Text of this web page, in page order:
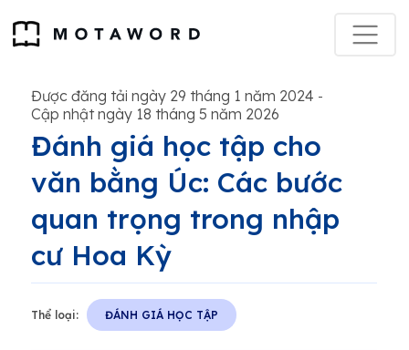
Được đăng tải ngày 29 tháng 1 năm 2024 -
Cập nhật ngày 18 tháng 5 năm 2026
Đánh giá học tập cho
văn bằng Úc: Các bước
quan trọng trong nhập
cư Hoa Kỳ
Thể loại: ĐÁNH GIÁ HỌC TẬP